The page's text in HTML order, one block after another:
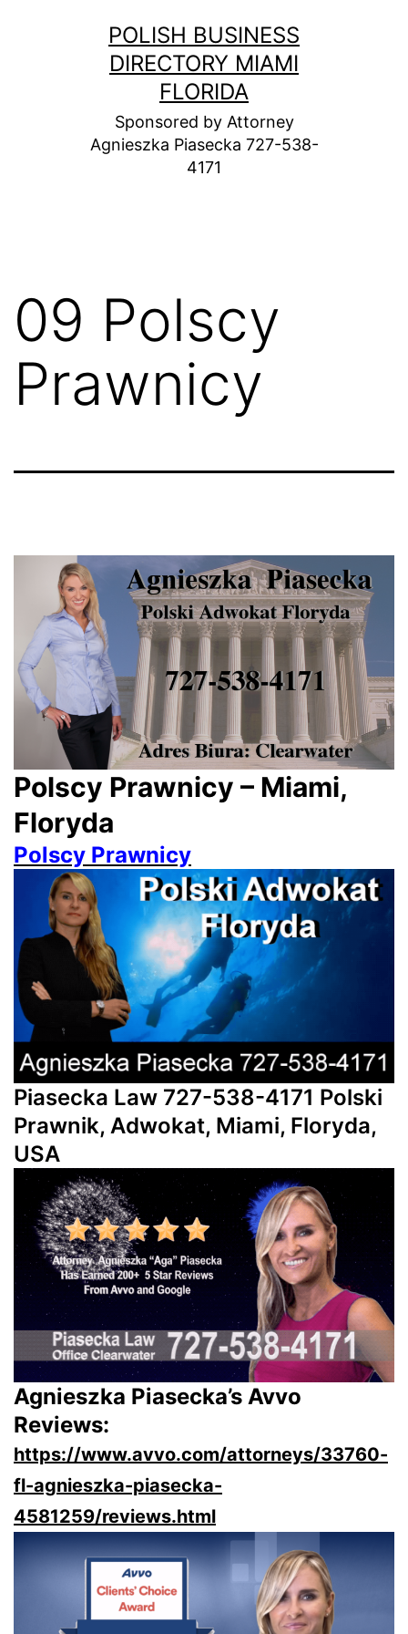
POLISH BUSINESS
DIRECTORY MIAMI
FLORIDA
Sponsored by Attorney
Agnieszka Piasecka 727-538-
4171
09 Polscy
Prawnicy
Polscy Prawnicy – Miami,
Floryda
Polscy Prawnicy
Piasecka Law 727-538-4171 Polski
Prawnik, Adwokat, Miami, Floryda,
USA
Agnieszka Piasecka’s Avvo
Reviews:
https://www.avvo.com/attorneys/33760-
fl-agnieszka-piasecka-
4581259/reviews.html